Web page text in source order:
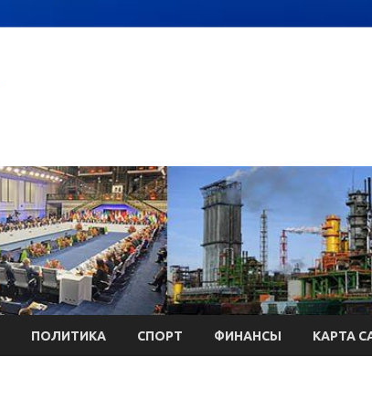
ПОЛИТИКА СПОРТ ФИНАНСЫ КАРТА